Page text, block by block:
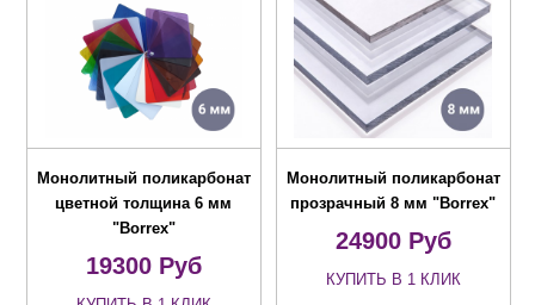
Монолитный поликарбонат
цветной толщина 6 мм
"Borrex"
19300Руб
Монолитный поликарбонат
прозрачный 8 мм "Borrex"
24900Руб
КУПИТЬ В 1 КЛИК